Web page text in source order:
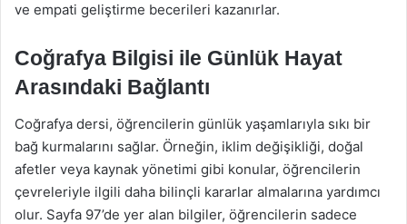
ve empati geliştirme becerileri kazanırlar.
Coğrafya Bilgisi ile Günlük Hayat
Arasındaki Bağlantı
Coğrafya dersi, öğrencilerin günlük yaşamlarıyla sıkı bir
bağ kurmalarını sağlar. Örneğin, iklim değişikliği, doğal
afetler veya kaynak yönetimi gibi konular, öğrencilerin
çevreleriyle ilgili daha bilinçli kararlar almalarına yardımcı
olur. Sayfa 97’de yer alan bilgiler, öğrencilerin sadece